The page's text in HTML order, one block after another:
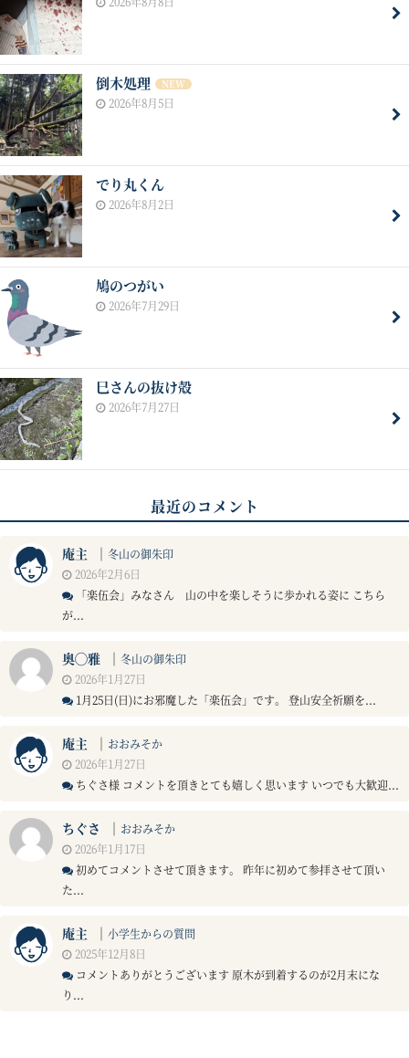
倒木処理 NEW
2026年8月5日
でり丸くん
2026年8月2日
鳩のつがい
2026年7月29日
巳さんの抜け殻
2026年7月27日
最近のコメント
庵主 ｜ 冬山の御朱印
2026年2月6日
「楽伍会」みなさん 山の中を楽しそうに歩かれる姿に こちら
が...
奥◯雅 ｜ 冬山の御朱印
2026年1月27日
1月25日(日)にお邪魔した「楽伍会」です。 登山安全祈願を...
庵主 ｜ おおみそか
2026年1月27日
ちぐさ様 コメントを頂きとても嬉しく思います いつでも大歓迎...
ちぐさ ｜ おおみそか
2026年1月17日
初めてコメントさせて頂きます。 昨年に初めて参拝させて頂い
た...
庵主 ｜ 小学生からの質問
2025年12月8日
コメントありがとうございます 原木が到着するのが2月末にな
り...